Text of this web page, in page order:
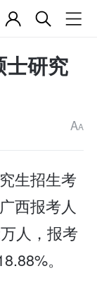
士研究
AA
生招生考
西报考人
人，报考
。